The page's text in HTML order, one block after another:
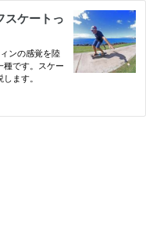
ケートっ
ンの感覚を陸
種です。スケー
ます。